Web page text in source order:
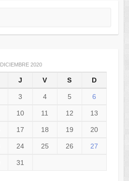
DICIEMBRE 2020
J V S D
3 4 5 6
10 11 12 13
17 18 19 20
24 25 26 27
31